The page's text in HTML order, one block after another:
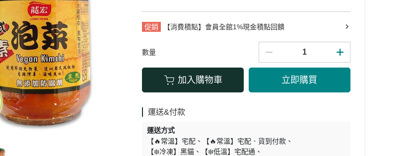
促銷 【消費積點】會員全館1%現金積點回饋
數量
加入購物車 立即購買
運送&付款
運送方式
【🔥常溫】宅配
【🔥常溫】宅配．貨到付款
【❄️冷凍】黑貓
【❄️低溫】宅配通